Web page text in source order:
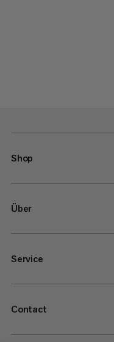
Shop
Über
Service
Contact